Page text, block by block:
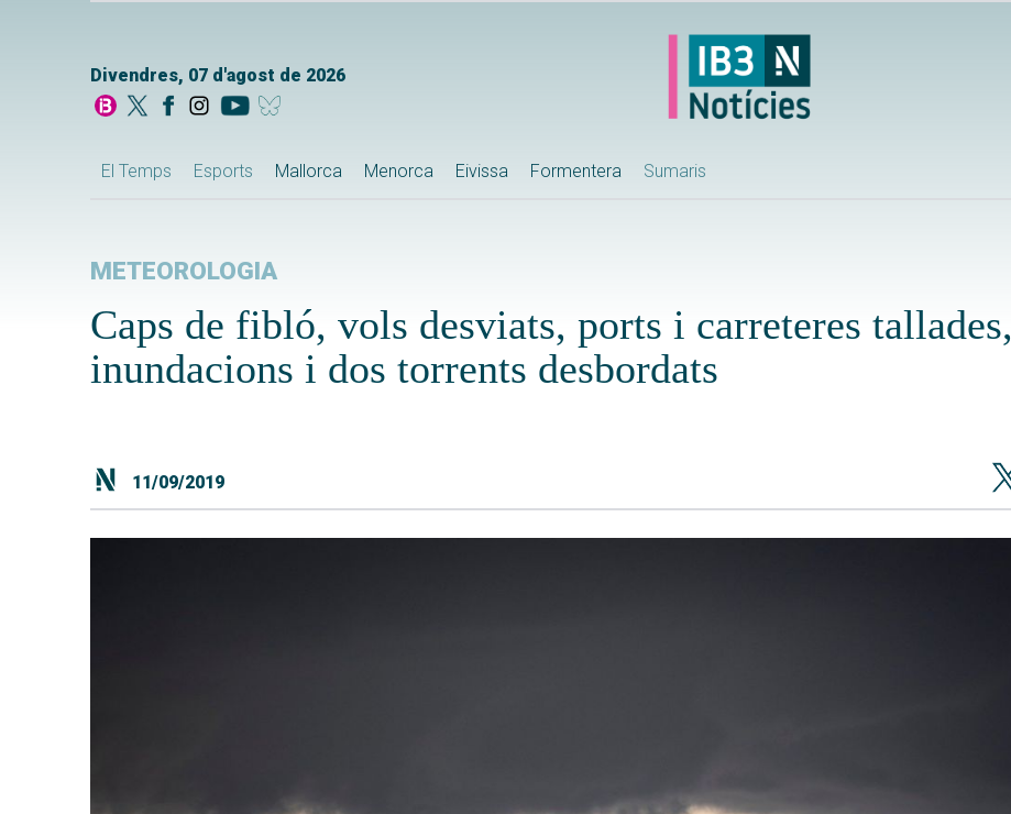
Divendres, 07 d'agost de 2026
El Temps Esports Mallorca Menorca Eivissa Formentera Sumaris
METEOROLOGIA
Caps de fibló, vols desviats, ports i carreteres tallades,
inundacions i dos torrents desbordats
11/09/2019